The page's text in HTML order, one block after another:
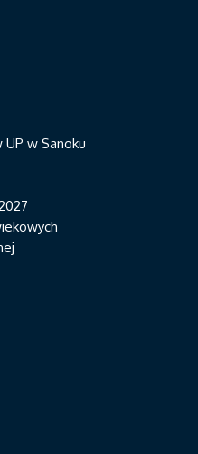
w Sanoku